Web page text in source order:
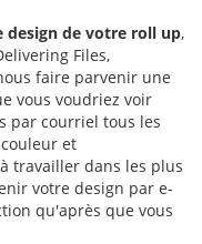
design de votre roll up,
Files,
faire parvenir une
vous voudriez voir
par courriel tous les
et
travailler dans les plus
votre design par e-
qu'après que vous